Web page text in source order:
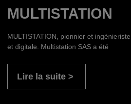
MULTISTATION
MULTISTATION, pionnier et
et digitale. Multistation SAS a été
Lire la suite